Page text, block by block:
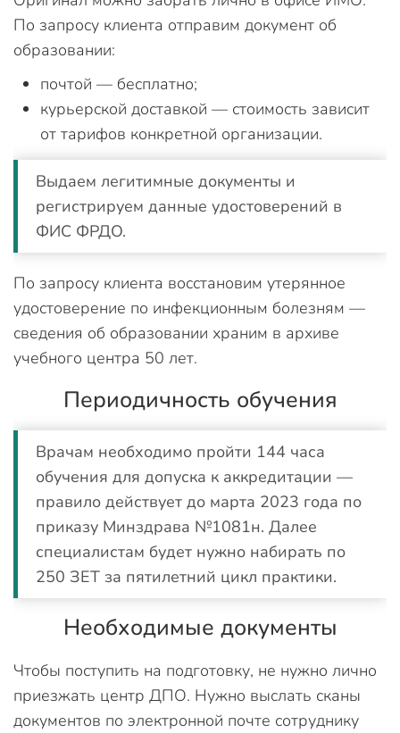
По запросу клиента отправим документ об
образовании:
почтой — бесплатно;
курьерской доставкой — стоимость зависит
от тарифов конкретной организации.
Выдаем легитимные документы и
регистрируем данные удостоверений в
ФИС ФРДО.
По запросу клиента восстановим утерянное
удостоверение по инфекционным болезням —
сведения об образовании храним в архиве
учебного центра 50 лет.
Периодичность обучения
Врачам необходимо пройти 144 часа
обучения для допуска к аккредитации —
правило действует до марта 2023 года по
приказу Минздрава №1081н. Далее
специалистам будет нужно набирать по
250 ЗЕТ за пятилетний цикл практики.
Необходимые документы
Чтобы поступить на подготовку, не нужно лично
приезжать центр ДПО. Нужно выслать сканы
документов по электронной почте сотруднику